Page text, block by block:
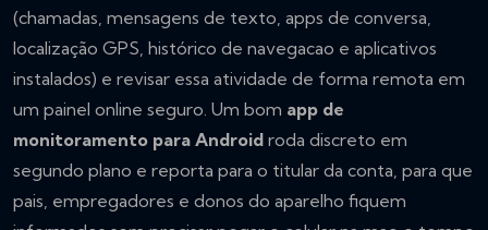
(chamadas, mensagens de texto, apps de conversa,
localização GPS, histórico de navegacao e aplicativos
instalados) e revisar essa atividade de forma remota em
um painel online seguro. Um bom app de
monitoramento para Android roda discreto em
segundo plano e reporta para o titular da conta, para que
pais, empregadores e donos do aparelho fiquem